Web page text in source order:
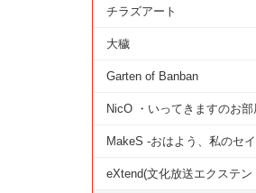
チラズアート
大穢
Garten of Banban
NicO ・いってきますのお部
MakeS -おはよう、私のセ
eXtend(文化放送エクステン